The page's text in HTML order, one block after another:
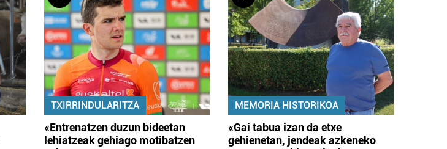
TXIRRINDULARITZA
«Entrenatzen duzun bideetan
lehiatzeak gehiago motibatzen
MEMORIA HISTORIKOA
«Gai tabua izan da etxe
gehienetan, jendeak azkeneko